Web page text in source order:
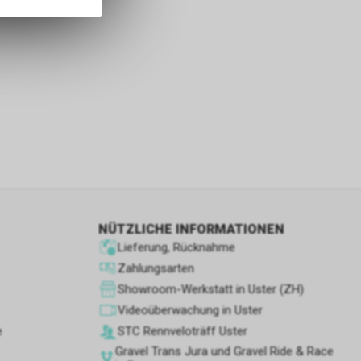
NÜTZLICHE INFORMATIONEN
Lieferung, Rücknahme
Zahlungsarten
Showroom-Werkstatt in Uster (ZH)
Videoüberwachung in Uster
STC Rennve­loträff Uster
Gravel Trans Jura und Gravel Ride & Race
sie nur
Benutzer
des
zu